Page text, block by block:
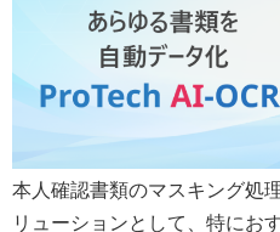
本人確認書類のマスキング処
リューションとして、特にお